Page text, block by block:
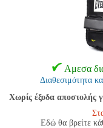
Αμεσα
Διαθεσιμότητα
Χωρίς έξοδα αποστολής
Εδώ θα βρείτε